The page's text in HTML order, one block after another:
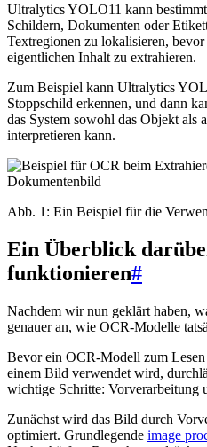
Ultralytics YOLO11 kann
Schildern, Dokumenten oder
Textregionen zu lokalisieren,
eigentlichen Inhalt zu extrahieren.
Zum Beispiel kann Ultralytics
Stoppschild erkennen, und dann
das System sowohl das Objekt als
interpretieren kann.
Abb. 1: Ein Beispiel für die
Ein Überblick
funktionieren#
Nachdem wir nun geklärt haben,
genauer an, wie OCR-Modelle
Bevor ein OCR-Modell zum
einem Bild verwendet wird,
wichtige Schritte: Vorverarbeitung
Zunächst wird das Bild durch
optimiert. Grundlegende image